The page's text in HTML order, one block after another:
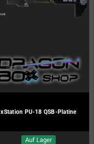
xStation PU-18 QSB-Platine
Auf Lager